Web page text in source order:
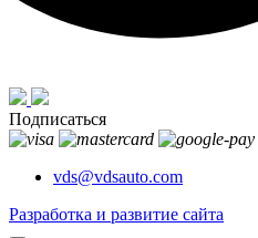
Подписаться
vds@vdsauto.com
Разработка и развитие сайта